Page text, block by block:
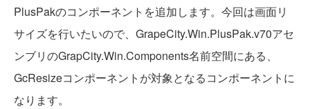
PlusPakのコンポーネントを追加します。今回は画面リ
サイズを行いたいので、GrapeCity.Win.PlusPak.v70アセ
ンブリのGrapCity.Win.Components名前空間にある、
GcResizeコンポーネントが対象となるコンポーネントに
なります。